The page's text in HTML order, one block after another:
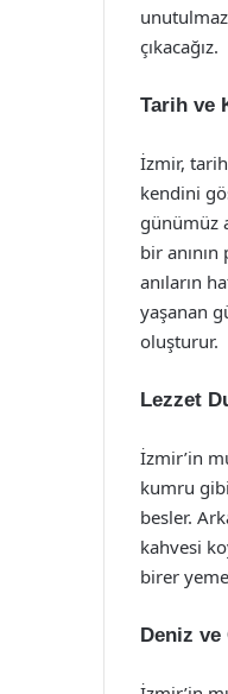
çıkacağız.
Tarih ve
İzmir,
kendini
günümüz
bir
anıların
yaşanan
oluşturur.
Lezzet
İzmir’in
kumru
besler.
kahvesi
birer
Deniz ve